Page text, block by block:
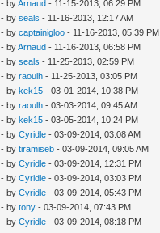
- byArnaud - 11-15-2013, 06:29 PM
- byseals - 11-16-2013, 12:17 AM
- bycaptainigloo - 11-16-2013, 05:39 PM
- byArnaud - 11-16-2013, 06:58 PM
- byseals - 11-25-2013, 02:59 PM
- byraoulh - 11-25-2013, 03:05 PM
- bykek15 - 03-01-2014, 10:38 PM
- byraoulh - 03-03-2014, 09:45 AM
- bykek15 - 03-05-2014, 10:24 PM
- byCyridle - 03-09-2014, 03:08 AM
- bytiramiseb - 03-09-2014, 09:05 AM
- byCyridle - 03-09-2014, 12:31 PM
- byCyridle - 03-09-2014, 03:03 PM
- byCyridle - 03-09-2014, 05:43 PM
- bytony - 03-09-2014, 07:43 PM
- byCyridle - 03-09-2014, 08:18 PM